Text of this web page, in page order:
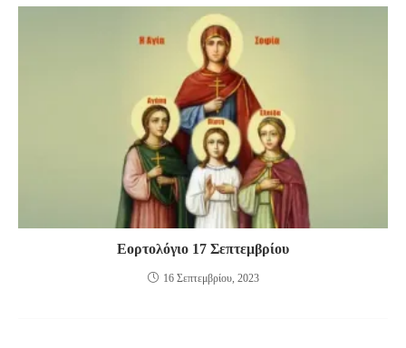
Εορτολόγιο 17 Σεπτεμβρίου
16 Σεπτεμβρίου, 2023